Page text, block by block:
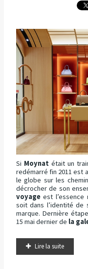
Si Moynatétait un
redémarré fin 2011 est
le globe sur les
décrocher de son
voyageest l’essence
soit dans l’identité de
marque. Dernière
15 mai dernier de la
Lire la suite